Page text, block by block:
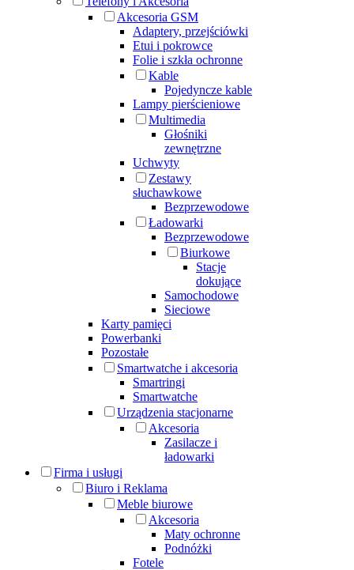
Akcesoria GSM
Adaptery, przejściówki
Etui i pokrowce
Folie i szkła ochronne
Kable
Pojedyncze kable
Lampy pierścieniowe
Multimedia
Głośniki
zewnętrzne
Uchwyty
Zestawy
słuchawkowe
Bezprzewodowe
Ładowarki
Bezprzewodowe
Biurkowe
Stacje
dokujące
Samochodowe
Sieciowe
Karty pamięci
Powerbanki
Pozostałe
Smartwatche i akcesoria
Smartringi
Smartwatche
Urządzenia stacjonarne
Akcesoria
Zasilacze i
ładowarki
Firma i usługi
Biuro i Reklama
Meble biurowe
Akcesoria
Maty ochronne
Podnóżki
Fotele